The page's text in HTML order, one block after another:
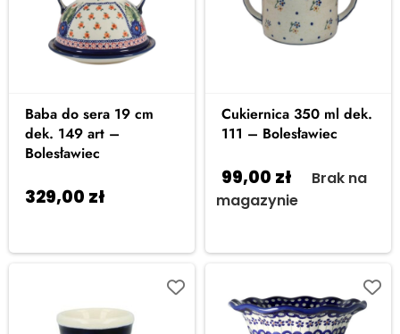
Baba do sera 19 cm
dek. 149 art –
Bolesławiec
329,00 zł
Cukiernica 350 ml dek.
111 – Bolesławiec
99,00 zł
Brak na
magazynie